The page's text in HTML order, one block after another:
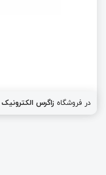
در فروشگاه زاگرس الکترونیک